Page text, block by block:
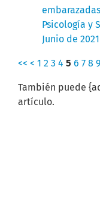
Psicología y
Junio de 2021
<< < 1 2 3 4 5 6 7 8 9
También puede
artículo.